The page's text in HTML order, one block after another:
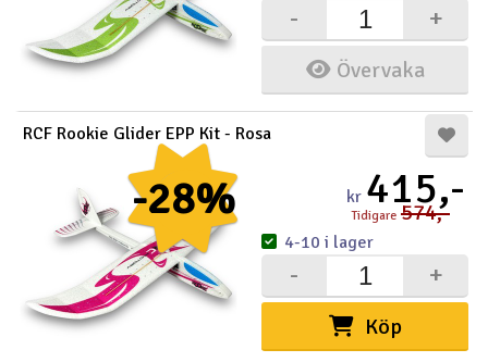
Övervaka
+
-
-28%
RCF Rookie Glider EPP Kit - Rosa
kr 415,-
Tidigare 574,-
Köp
+
-
4-10 i lager